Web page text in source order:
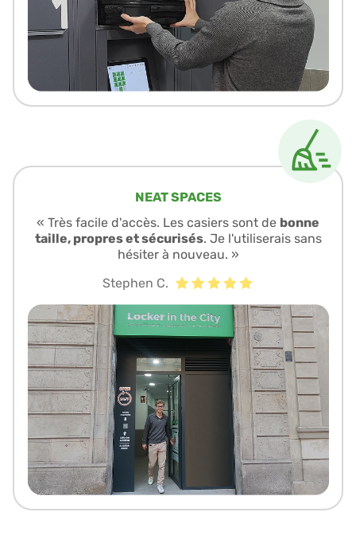
NEAT SPACES
« Très facile d'accès. Les casiers sont de bonne
taille, propres et sécurisés. Je l'utiliserais sans
hésiter à nouveau. »
Stephen C.